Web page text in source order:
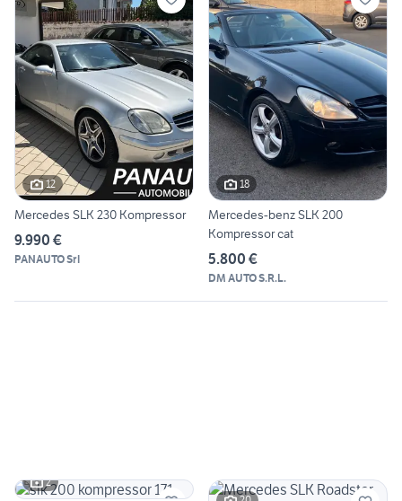
12
Mercedes SLK 230 Kompressor
9.990 €
PANAUTO Srl
18
Mercedes-benz SLK 200
Kompressor cat
5.800 €
DM AUTO S.R.L.
2